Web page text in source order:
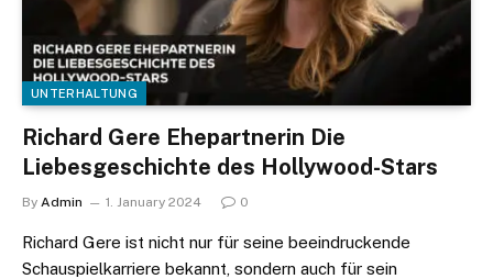
UNTERHALTUNG
Richard Gere Ehepartnerin Die
Liebesgeschichte des Hollywood-Stars
By Admin 1. January 2024 0
Richard Gere ist nicht nur für seine beeindruckende
Schauspielkarriere bekannt, sondern auch für sein